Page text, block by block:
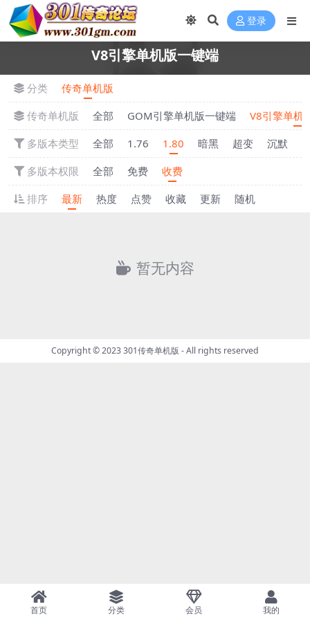
登录
V8引擎单机版一键端
分类
传奇单机版
传奇单机版
全部 GOM引擎单机版一键端
V8引擎单机
多版本类型
全部 1.76 1.80 暗黑 超变 沉默
多版本权限
全部 免费
收费
排序
最新 热度 点赞 收藏 更新 随机
暂无内容
Copyright © 2023301传奇单机版 - All rights reserved
首页 分类 会员 我的